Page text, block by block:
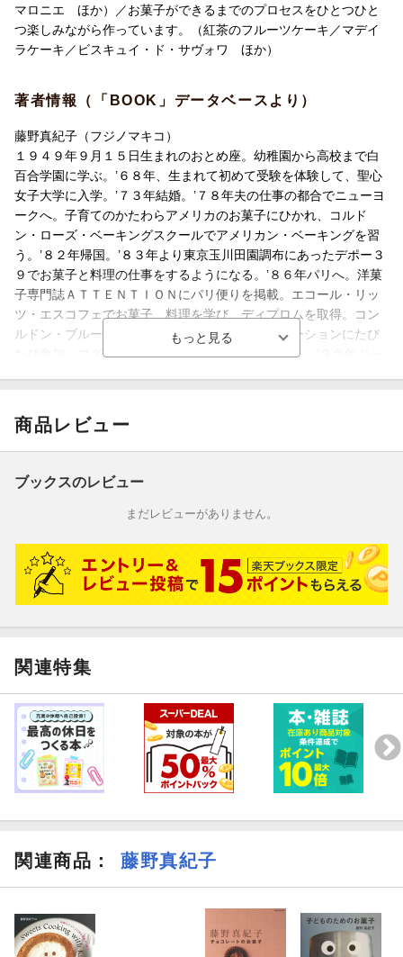
マロニエ ほか）／お菓子ができるまでのプロセスをひとつひと
つ楽しみながら作っています。（紅茶のフルーツケーキ／マデイ
ラケーキ／ビスキュイ・ド・サヴォワ ほか）
著者情報（「BOOK」データベースより）
藤野真紀子（フジノマキコ）
１９４９年９月１５日生まれのおとめ座。幼稚園から高校まで白
百合学園に学ぶ。’６８年、生まれて初めて受験を体験して、聖心
女子大学に入学。’７３年結婚。’７８年夫の仕事の都合でニューヨ
ークへ。子育てのかたわらアメリカのお菓子にひかれ、コルド
ン・ローズ・ベーキングスクールでアメリカン・ベーキングを習
う。’８２年帰国。’８３年より東京玉川田園調布にあったデポー３
９でお菓子と料理の仕事をするようになる。’８６年パリへ。洋菓
子専門誌ＡＴＴＥＮＴＩＯＮにパリ便りを掲載。エコール・リッ
ツ・エスコフェでお菓子、料理を学び、ディプロムを取得。コン
ルドン・ブルーやヴァレンヌなどのデモンストレーションにたび
たび参加。マダム・ヴォージェルの料理教室に通う。’９０年ジャ
やテレビを通しての指導など、幅広く活躍。著書に「藤野真紀子
のお菓子教室」「わたしのカントリーケーキ」「きょうの３時は
イタリアのお菓子」「まず、ひと皿でごはん」「週末の、しあわ
せごはん」（学習研究社）「パリに行って、習ったお菓子」「ア
メリカン・カントリーケーキに恋をして」（ニューサイエンス
社）など多数（本データはこの書籍が刊行された当時に掲載され
商品レビュー
ブックスのレビュー
まだレビューがありません。
関連特集
関連商品 ： 藤野真紀子